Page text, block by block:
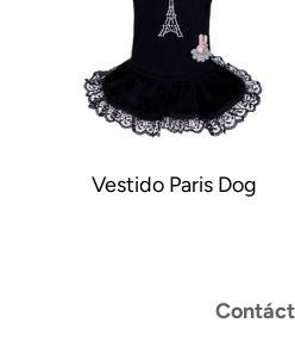
Vestido Paris Dog